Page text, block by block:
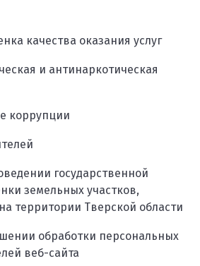
качества оказания услуг
и антинаркотическая
коррупции
государственной
земельных участков,
территории Тверской области
обработки персональных
веб-сайта